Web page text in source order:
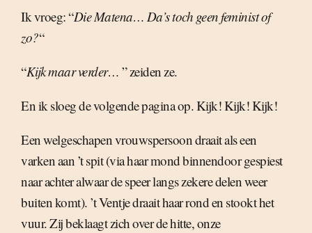
Ik vroeg: “Die Matena… Da’s toch geen feminist of
zo?“
“Kijk maar verder… ” zeiden ze.
En ik sloeg de volgende pagina op. Kijk! Kijk! Kijk!
Een welgeschapen vrouwspersoon draait als een
varken aan ’t spit (via haar mond binnendoor gespiest
naar achter alwaar de speer langs zekere delen weer
buiten komt). ’t Ventje draait haar rond en stookt het
vuur. Zij beklaagt zich over de hitte, onze